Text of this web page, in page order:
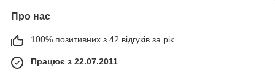
Про нас
100% позитивних з 42 відгуків за рік
Працює з 22.07.2011